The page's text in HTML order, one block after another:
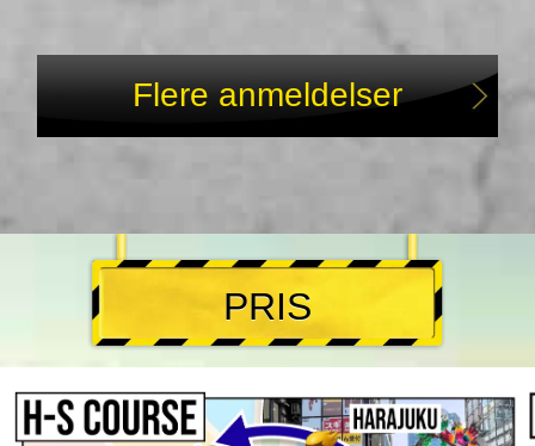
Flere anmeldelser
PRIS